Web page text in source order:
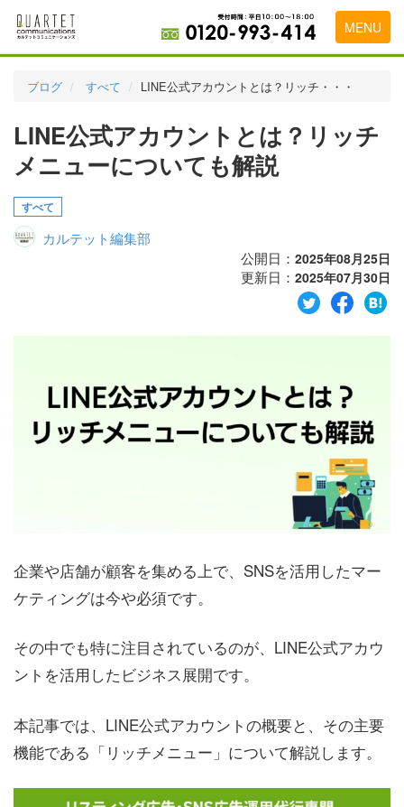
MENU
実績・お客様の声
代理店の乗り換えをお考えの方
会社概要
ブログ すべて LINE公式アカウントとは？リッチ・・・
LINE公式アカウントとは？リッチ
メニューについても解説
すべて
カルテット編集部
公開日： 2025年08月25日
更新日： 2025年07月30日
企業や店舗が顧客を集める上で、SNSを活用したマー
ケティングは今や必須です。
その中でも特に注目されているのが、LINE公式アカウ
ントを活用したビジネス展開です。
本記事では、LINE公式アカウントの概要と、その主要
機能である「リッチメニュー」について解説します。